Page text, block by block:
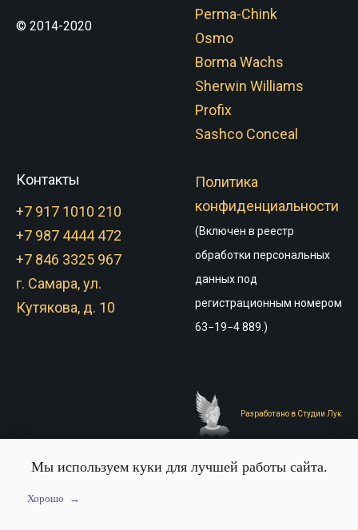
© 2014-2020
Perma-Chink
Osmo
Borma Wachs
Sherwin Williams
Profix
Sashco Conceal
Контакты
+7 917 1010 210
+7 987 4444 472
+7 846 3325 967
г. Самара, ул.
Кутякова, д. 10
Политика
конфиденциальности
(Включен в реестр
обработки персональных
данных под
регистрационным номером
63−19−4 889.)
Разработано в Студии Лук
Мы используем куки для лучшей работы сайта.
Хорошо